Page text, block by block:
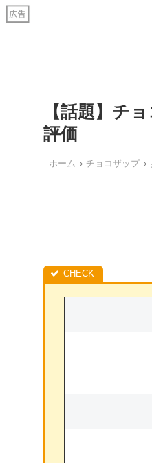
【話題】チ
評価
ホーム チョコザップ